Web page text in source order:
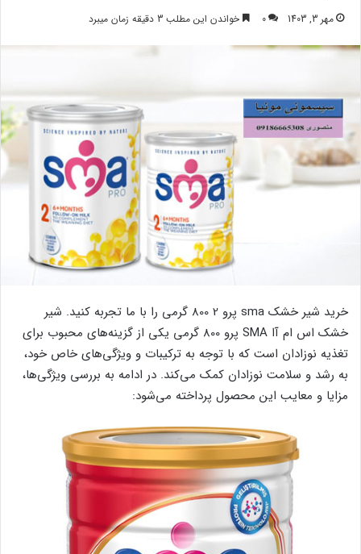
مهر 3, 1403 0 خواندن این مطلب 3 دقیقه زمان میبرد
خرید شیر خشک sma پرو 2 800 گرمی را با ما تجربه کنید. شیر
خشک اس ام آا SMA پرو 800 گرمی یکی از گزینه‌های محبوب برای
تغذیه نوزادان است که با توجه به ترکیبات و ویژگی‌های خاص خود،
به رشد و سلامت نوزادان کمک می‌کند. در ادامه به بررسی ویژگی‌ها،
مزایا و معایب این محصول پرداخته می‌شود: